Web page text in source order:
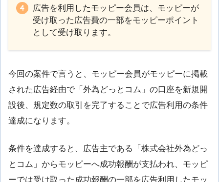
広告を利用したモッピー会員は、モッピーが
受け取った広告費の一部をモッピーポイント
として受け取ります。
今回の案件で言うと、モッピー会員がモッピーに掲載
された広告経由で「外為どっとコム」の口座を新規開
設後、規定数の取引を完了することで広告利用の条件
達成になります。
条件を達成すると、広告主である「株式会社外為どっ
とコム」からモッピーへ成功報酬が支払われ、モッピ
ーでは受け取った成功報酬の一部を広告利用したモッ